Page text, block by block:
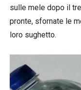
sulle mele dopo il
pronte, sfornate le
loro sughetto.